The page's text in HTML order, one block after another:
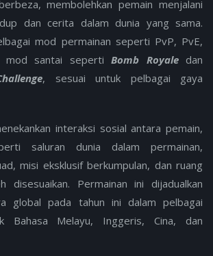
membolehkan pemain menjalani
dan cerita dalam dunia yang sama.
mod permainan seperti PvP, PvE,
mod santai sepertiBomb Royaledan
, sesuai untuk pelbagai gaya
interaksi sosial antara pemain,
saluran dunia dalam permainan,
misi eksklusif berkumpulan, dan ruang
disesuaikan. Permainan ini dijadualkan
global pada tahun ini dalam pelbagai
Bahasa Melayu, Inggeris, Cina, dan